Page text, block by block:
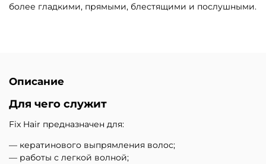
более гладкими, прямыми, блестящими и послушными.
Описание
Для чего служит
Fix Hair предназначен для:
— кератинового выпрямления волос;
— работы с легкой волной;